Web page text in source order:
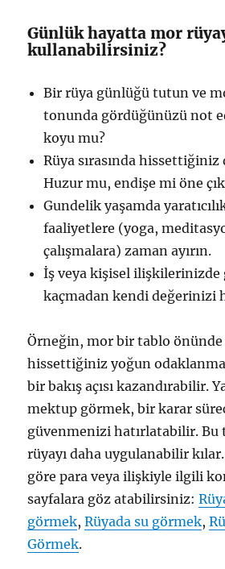
Günlük hayatta mor
kullanabilirsiniz?
Bir rüya günlüğü tutun ve
tonunda gördüğünüzü not
koyu mu?
Rüya sırasında hissettiğiniz
Huzur mu, endişe mi öne
Gundelik yaşamda
faaliyetlere (yoga,
çalışmalara) zaman ayırın.
İş veya kişisel ilişkilerinizde
kaçmadan kendi değerinizi
Örneğin, mor bir tablo önünde
hissettiğiniz yoğun
bir bakış açısı kazandırabilir.
mektup görmek, bir karar
güvenmenizi hatırlatabilir. Bu
rüyayı daha uygulanabilir
göre para veya ilişkiyle ilgili
sayfalara göz atabilirsiniz:
görmek,Rüyada su görmek,
Görmek.